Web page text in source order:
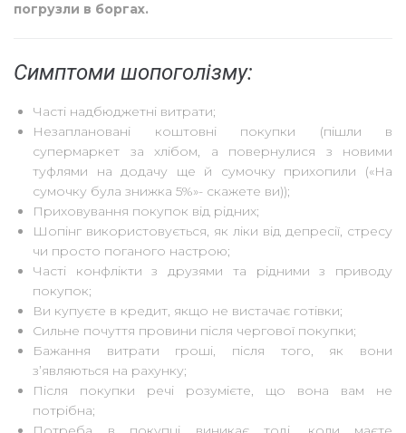
погрузли в боргах.
Симптоми шопоголізму:
Часті надбюджетні витрати;
Незаплановані коштовні покупки (пішли в
супермаркет за хлібом, а повернулися з новими
туфлями на додачу ще й сумочку прихопили («На
сумочку була знижка 5%»- скажете ви));
Приховування покупок від рідних;
Шопінг використовується, як ліки від депресії, стресу
чи просто поганого настрою;
Часті конфлікти з друзями та рідними з приводу
покупок;
Ви купуєте в кредит, якщо не вистачає готівки;
Сильне почуття провини після чергової покупки;
Бажання витрати гроші, після того, як вони
з’являються на рахунку;
Після покупки речі розумієте, що вона вам не
потрібна;